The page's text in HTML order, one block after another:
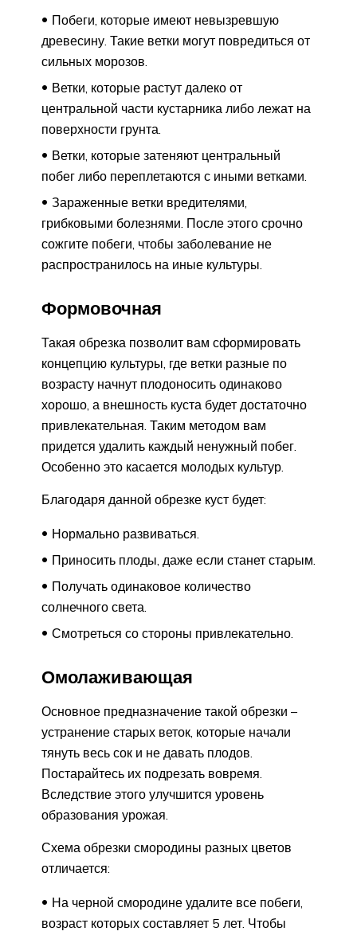
Побеги, которые имеют невызревшую
древесину. Такие ветки могут повредиться от
сильных морозов.
Ветки, которые растут далеко от
центральной части кустарника либо лежат на
поверхности грунта.
Ветки, которые затеняют центральный
побег либо переплетаются с иными ветками.
Зараженные ветки вредителями,
грибковыми болезнями. После этого срочно
сожгите побеги, чтобы заболевание не
распространилось на иные культуры.
Формовочная
Такая обрезка позволит вам сформировать
концепцию культуры, где ветки разные по
возрасту начнут плодоносить одинаково
хорошо, а внешность куста будет достаточно
привлекательная. Таким методом вам
придется удалить каждый ненужный побег.
Особенно это касается молодых культур.
Благодаря данной обрезке куст будет:
Нормально развиваться.
Приносить плоды, даже если станет старым.
Получать одинаковое количество
солнечного света.
Смотреться со стороны привлекательно.
Омолаживающая
Основное предназначение такой обрезки –
устранение старых веток, которые начали
тянуть весь сок и не давать плодов.
Постарайтесь их подрезать вовремя.
Вследствие этого улучшится уровень
образования урожая.
Схема обрезки смородины разных цветов
отличается:
На черной смородине удалите все побеги,
возраст которых составляет 5 лет. Чтобы